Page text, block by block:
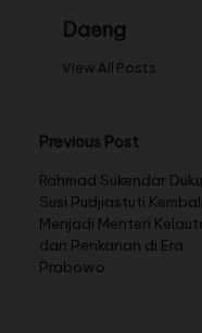
Daeng
View All Posts
Previous Post
Rahmad Sukendar
Susi Pudjiastuti Kembali
Menjadi Menteri
dan Perikanan di Era
Prabowo